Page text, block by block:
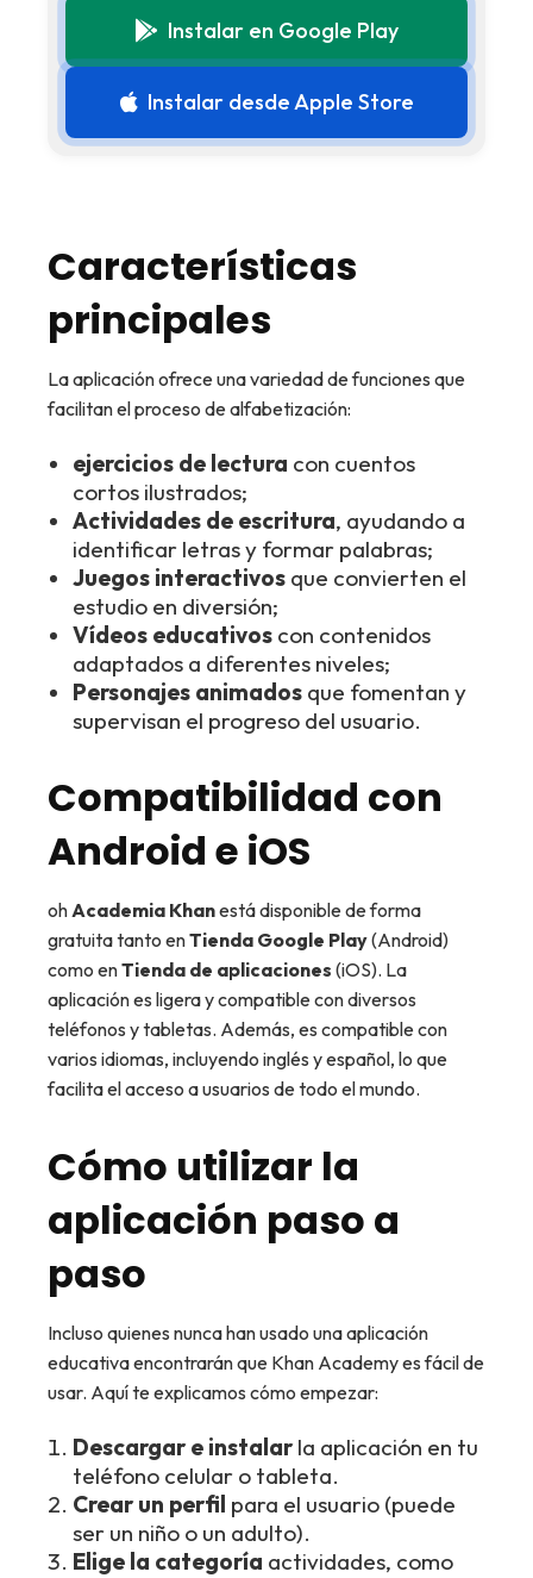
Instalar en Google Play
Instalar desde Apple Store
Características
principales
La aplicación ofrece una variedad de funciones que
facilitan el proceso de alfabetización:
ejercicios de lectura con cuentos
cortos ilustrados;
Actividades de escritura, ayudando a
identificar letras y formar palabras;
Juegos interactivos que convierten el
estudio en diversión;
Vídeos educativos con contenidos
adaptados a diferentes niveles;
Personajes animados que fomentan y
supervisan el progreso del usuario.
Compatibilidad con
Android e iOS
ohAcademia Khanestá disponible de forma
gratuita tanto enTienda Google Play(Android)
como enTienda de aplicaciones (iOS). La
aplicación es ligera y compatible con diversos
teléfonos y tabletas. Además, es compatible con
varios idiomas, incluyendo inglés y español, lo que
facilita el acceso a usuarios de todo el mundo.
Cómo utilizar la
aplicación paso a
paso
Incluso quienes nunca han usado una aplicación
educativa encontrarán que Khan Academy es fácil de
usar. Aquí te explicamos cómo empezar:
Descargar e instalarla aplicación en tu
teléfono celular o tableta.
Crear un perfil para el usuario (puede
ser un niño o un adulto).
Elige la categoría actividades, como